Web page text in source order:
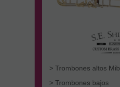
> Trombones altos Mib
> Trombones bajos